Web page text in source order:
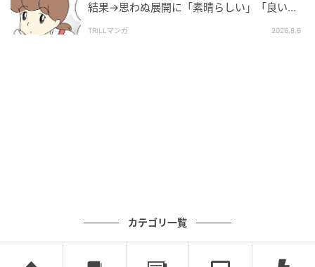
結果→思わぬ展開に「素晴らしい」「良いこ
TRILLマンガ 2026.8.6
カテゴリ一覧